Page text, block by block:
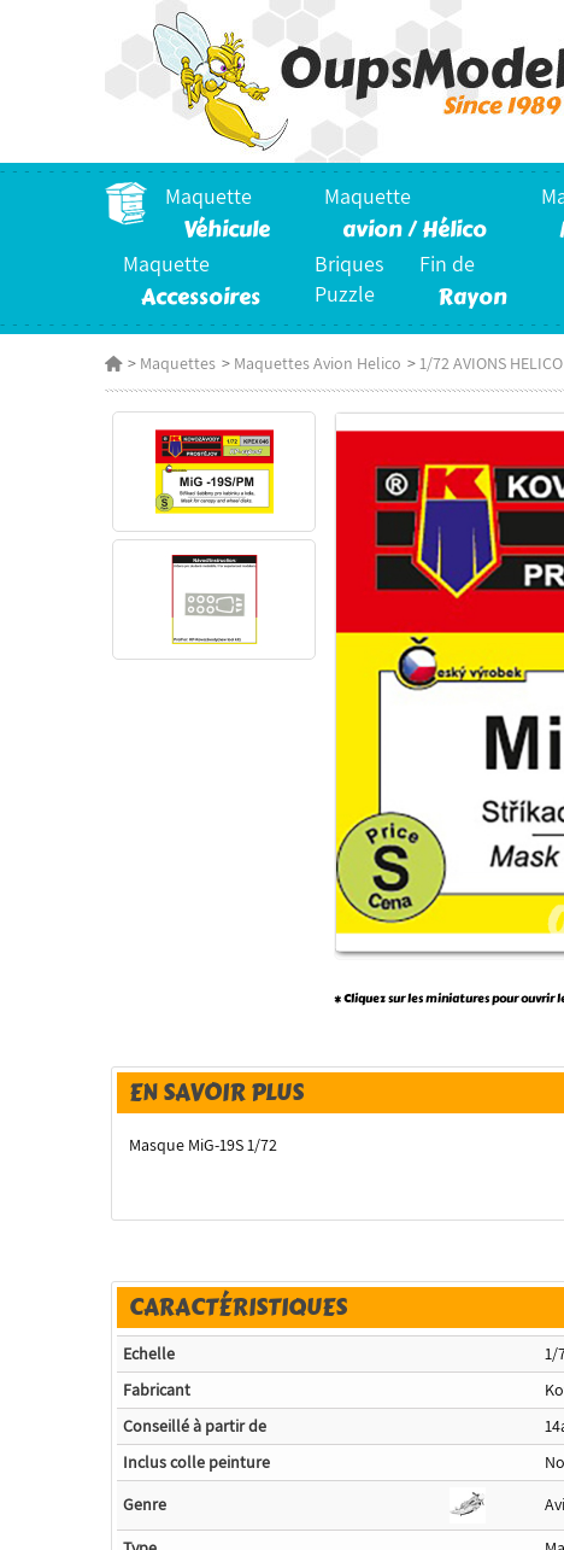
Maquette
Véhicule
Maquette
avion / Hélico
Maquette
Accessoires
Briques
Puzzle
Fin de
Rayon
> Maquettes > Maquettes Avion Helico >1/72 AVIONS
* Cliquez sur les miniatures pour ouvrir
EN SAVOIR PLUS
Masque MiG-19S 1/72
CARACTÉRISTIQUES
Echelle
1/
Fabricant
Conseillé à partir de
Inclus colle peinture
Genre